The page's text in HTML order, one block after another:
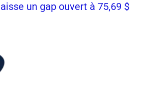
un gap ouvert à 75,69 $